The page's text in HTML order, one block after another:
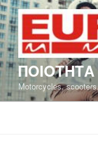
Μετάβαση
στο
περιεχόμενο
ΠΟΙΟΤΗΤΑ
Motorcycles,